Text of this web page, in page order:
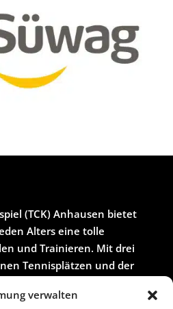
verwalten
(TCK) Anhausen bietet
Alters eine tolle
und Trainieren. Mit drei
Tennisplätzen und der
Die